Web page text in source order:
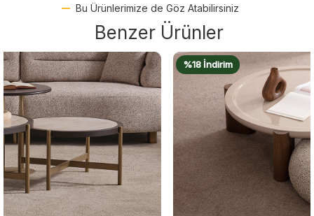
Bu Ürünlerimize de Göz Atabilirsiniz
Benzer Ürünler
%18 İndirim